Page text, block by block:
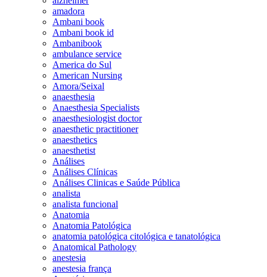
amadora
Ambani book
Ambani book id
Ambanibook
ambulance service
America do Sul
American Nursing
Amora/Seixal
anaesthesia
Anaesthesia Specialists
anaesthesiologist doctor
anaesthetic practitioner
anaesthetics
anaesthetist
Análises
Análises Clínicas
Análises Clinicas e Saúde Pública
analista
analista funcional
Anatomia
Anatomia Patológica
anatomia patológica citológica e tanatológica
Anatomical Pathology
anestesia
anestesia frança